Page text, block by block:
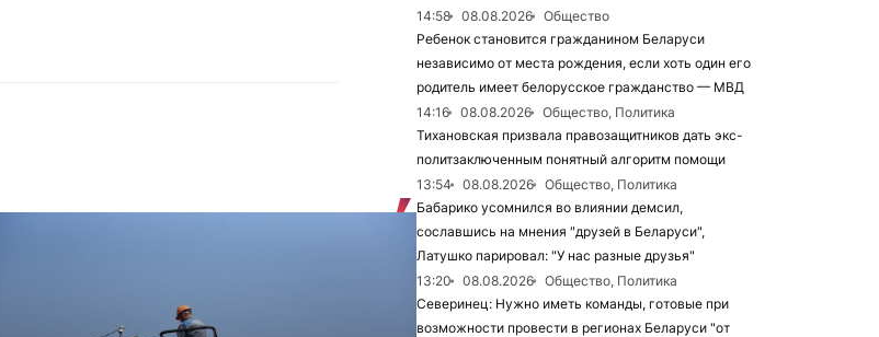
14:58
08.08.2026
Общество
Ребенок становится гражданином Беларуси
независимо от места рождения, если хоть один его
родитель имеет белорусское гражданство — МВД
14:16
08.08.2026
Общество, Политика
Тихановская призвала правозащитников дать экс-
политзаключенным понятный алгоритм помощи
13:54
08.08.2026
Общество, Политика
Бабарико усомнился во влиянии демсил,
сославшись на мнения "друзей в Беларуси",
Латушко парировал: "У нас разные друзья"
13:20
08.08.2026
Общество, Политика
Северинец: Нужно иметь команды, готовые при
возможности провести в регионах Беларуси "от